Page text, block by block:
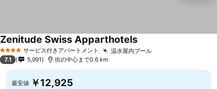
4 ホテルのランクサービス付きアパートメント 温水屋内プール
Zenitude Swiss Apparthotels
7.1 5,991 街の中心まで0.6 km
最安値 ￥12,925